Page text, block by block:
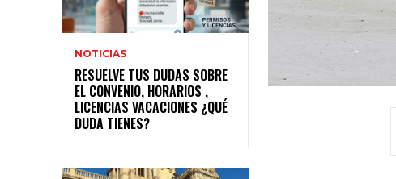
NOTICIAS
RESUELVE TUS DUDAS SOBRE
EL CONVENIO, HORARIOS ,
LICENCIAS VACACIONES ¿QUÉ
DUDA TIENES?